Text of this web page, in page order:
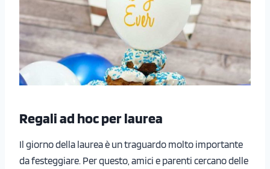
Regali ad hoc per laurea
Il giorno della laurea è un traguardo molto importante
da festeggiare. Per questo, amici e parenti cercano delle